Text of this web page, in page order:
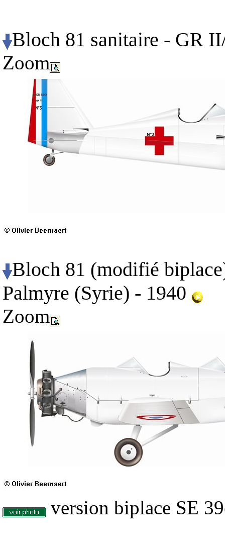
Bloch 81 sanitaire - GR
Zoom
Bloch 81 (modifié
Palmyre (Syrie) - 1940
Zoom
version biplace SE